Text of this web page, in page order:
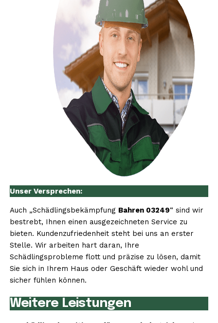
Unser Versprechen:
Auch „Schädlingsbekämpfung Bahren 03249“ sind wir
bestrebt, Ihnen einen ausgezeichneten Service zu
bieten. Kundenzufriedenheit steht bei uns an erster
Stelle. Wir arbeiten hart daran, Ihre
Schädlingsprobleme flott und präzise zu lösen, damit
Sie sich in Ihrem Haus oder Geschäft wieder wohl und
sicher fühlen können.
Weitere Leistungen